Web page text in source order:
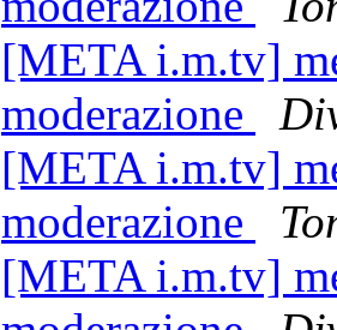
[META i.m.tv]
moderazione
[META i.m.tv]
moderazione
[META i.m.tv]